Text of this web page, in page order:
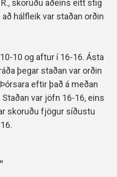
skoruðu aðeins eitt stig
hálfleik var staðan orðin
10 og aftur í 16-16. Ásta
þegar staðan var orðin
eftir það á meðan
var jöfn 16-16, eins
skoruðu fjögur síðustu